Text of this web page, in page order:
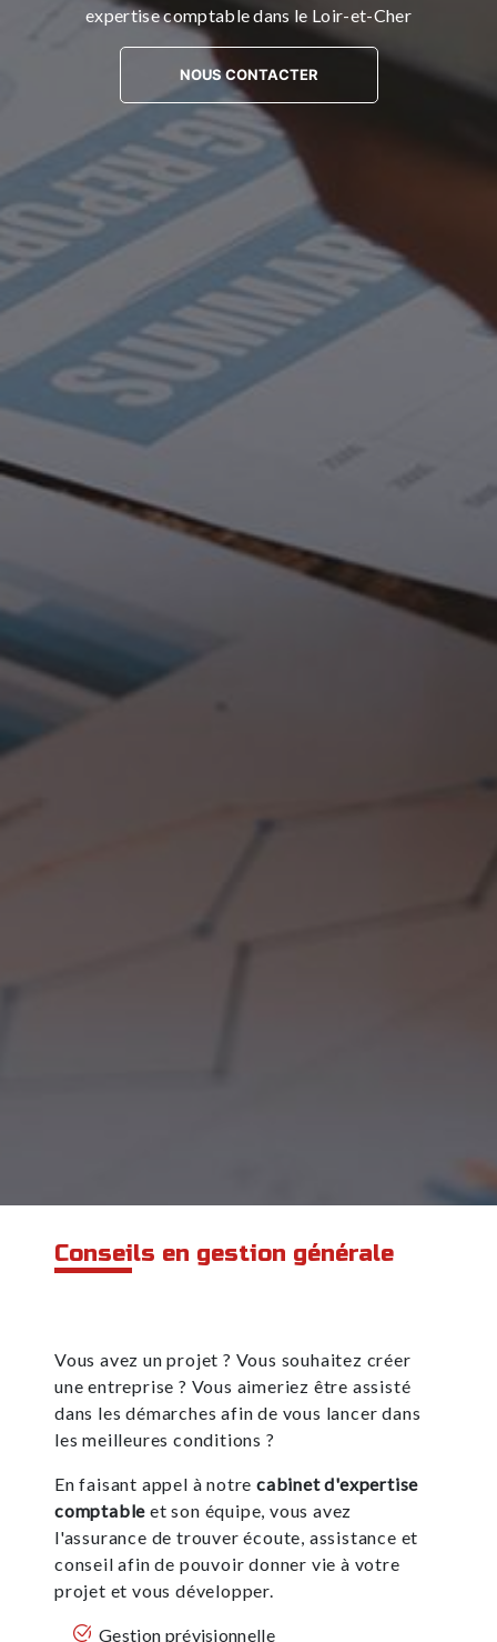
expertise comptable dans le Loir-et-Cher
NOUS CONTACTER
Conseils en gestion générale
Vous avez un projet ? Vous souhaitez créer
une entreprise ? Vous aimeriez être assisté
dans les démarches afin de vous lancer dans
les meilleures conditions ?
En faisant appel à notre cabinet d'expertise
comptable et son équipe, vous avez
l'assurance de trouver écoute, assistance et
conseil afin de pouvoir donner vie à votre
projet et vous développer.
Gestion prévisionnelle